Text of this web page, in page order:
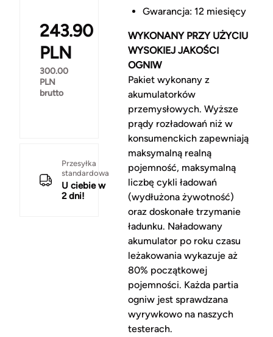
243.90
PLN
300.00
PLN
brutto
Przesyłka
standardowa
U ciebie w
2 dni!
Gwarancja: 12 miesięcy
WYKONANY PRZY UŻYCIU
WYSOKIEJ JAKOŚCI
OGNIW
Pakiet wykonany z
akumulatorków
przemysłowych. Wyższe
prądy rozładowań niż w
konsumenckich zapewniają
maksymalną realną
pojemność, maksymalną
liczbę cykli ładowań
(wydłużona żywotność)
oraz doskonałe trzymanie
ładunku. Naładowany
akumulator po roku czasu
leżakowania wykazuje aż
80% początkowej
pojemności. Każda partia
ogniw jest sprawdzana
wyrywkowo na naszych
testerach.